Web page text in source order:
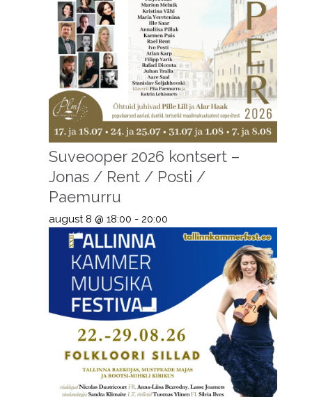
Suveooper 2026 kontsert –
Jonas / Rent / Posti /
Paemurru
august 8 @ 18:00 - 20:00